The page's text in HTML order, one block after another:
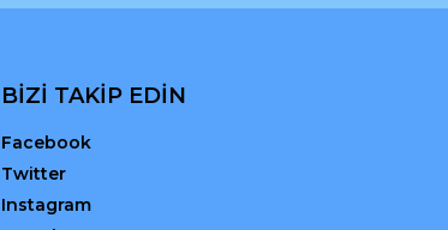
BİZİ TAKİP EDİN
Facebook
Twitter
Instagram